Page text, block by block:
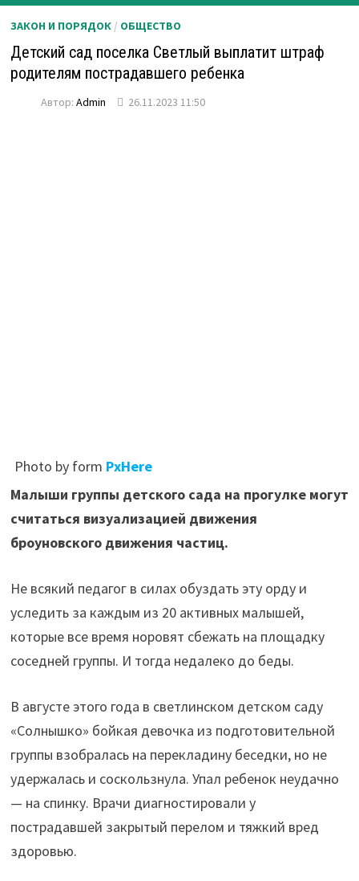
ЗАКОН И ПОРЯДОК/ ОБЩЕСТВО
Детский сад поселка Светлый выплатит штраф
родителям пострадавшего ребенка
Автор: Admin 26.11.2023 11:50
Photo by form PxHere
Малыши группы детского сада на прогулке могут
считаться визуализацией движения
броуновского движения частиц.
Не всякий педагог в силах обуздать эту орду и
уследить за каждым из 20 активных малышей,
которые все время норовят сбежать на площадку
соседней группы. И тогда недалеко до беды.
В августе этого года в светлинском детском саду
«Солнышко» бойкая девочка из подготовительной
группы взобралась на перекладину беседки, но не
удержалась и соскользнула. Упал ребенок неудачно
— на спинку. Врачи диагностировали у
пострадавшей закрытый перелом и тяжкий вред
здоровью.